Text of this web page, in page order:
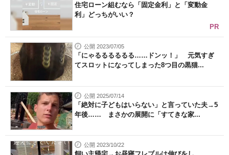
住宅ローン組むなら「固定金利」と「変動金
利」どっちがいい？
PR
公開 2023/07/05
「にゃるるるるるる……ドンッ！」 元気すぎ
てスロットになってしまった8つ目の黒猫...
公開 2025/07/14
「絶対に子どもはいらない」と言っていた夫→5
年後…… まさかの展開に「すてきな家...
公開 2023/10/22